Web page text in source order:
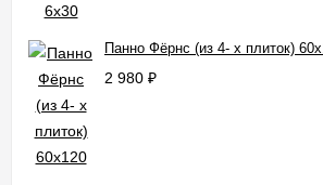
Панно Фёрнс (из 4- х плиток)
2 980 ₽